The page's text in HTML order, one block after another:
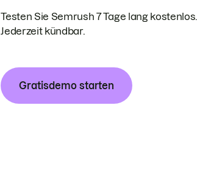
Testen Sie Semrush 7 Tage lang kostenlos.
Jederzeit kündbar.
Gratisdemo starten